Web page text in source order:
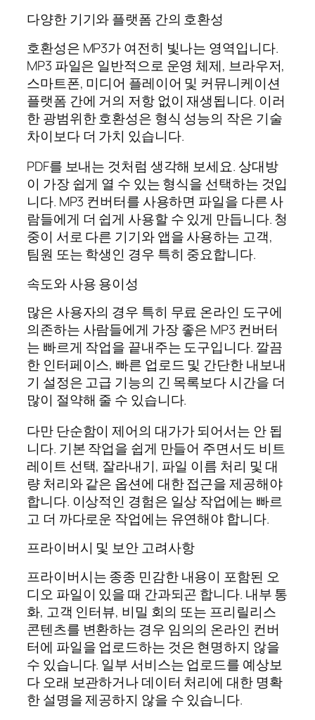
다양한 기기와 플랫폼 간의 호환성
호환성은 MP3가 여전히 빛나는 영역입니다.
MP3 파일은 일반적으로 운영 체제, 브라우저,
스마트폰, 미디어 플레이어 및 커뮤니케이션
플랫폼 간에 거의 저항 없이 재생됩니다. 이러
한 광범위한 호환성은 형식 성능의 작은 기술
차이보다 더 가치 있습니다.
PDF를 보내는 것처럼 생각해 보세요. 상대방
이 가장 쉽게 열 수 있는 형식을 선택하는 것입
니다. MP3 컨버터를 사용하면 파일을 다른 사
람들에게 더 쉽게 사용할 수 있게 만듭니다. 청
중이 서로 다른 기기와 앱을 사용하는 고객,
팀원 또는 학생인 경우 특히 중요합니다.
속도와 사용 용이성
많은 사용자의 경우 특히 무료 온라인 도구에
의존하는 사람들에게 가장 좋은 MP3 컨버터
는 빠르게 작업을 끝내주는 도구입니다. 깔끔
한 인터페이스, 빠른 업로드 및 간단한 내보내
기 설정은 고급 기능의 긴 목록보다 시간을 더
많이 절약해 줄 수 있습니다.
다만 단순함이 제어의 대가가 되어서는 안 됩
니다. 기본 작업을 쉽게 만들어 주면서도 비트
레이트 선택, 잘라내기, 파일 이름 처리 및 대
량 처리와 같은 옵션에 대한 접근을 제공해야
합니다. 이상적인 경험은 일상 작업에는 빠르
고 더 까다로운 작업에는 유연해야 합니다.
프라이버시 및 보안 고려사항
프라이버시는 종종 민감한 내용이 포함된 오
디오 파일이 있을 때 간과되곤 합니다. 내부 통
화, 고객 인터뷰, 비밀 회의 또는 프리릴리스
콘텐츠를 변환하는 경우 임의의 온라인 컨버
터에 파일을 업로드하는 것은 현명하지 않을
수 있습니다. 일부 서비스는 업로드를 예상보
다 오래 보관하거나 데이터 처리에 대한 명확
한 설명을 제공하지 않을 수 있습니다.